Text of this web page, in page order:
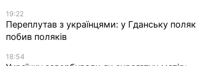
19:22
Переплутав з українцями: у Гданську поляк
побив поляків
18:54